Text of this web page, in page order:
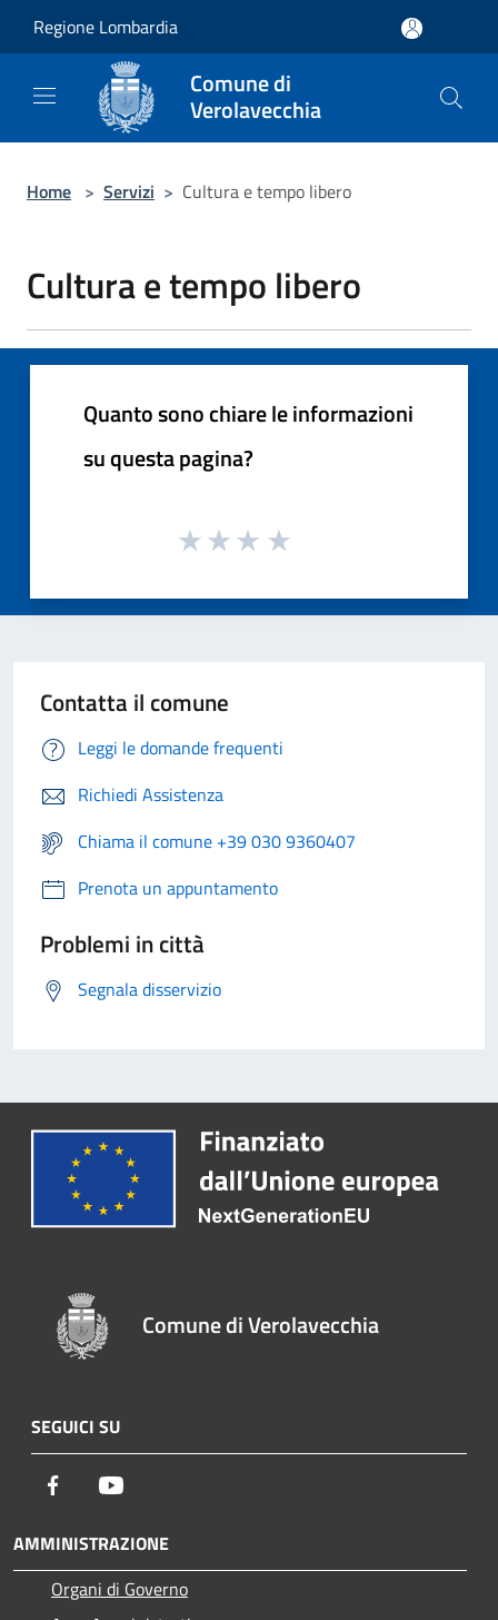
Regione Lombardia
Comune di
Verolavecchia
Home > Servizi > Cultura e tempo libero
Cultura e tempo libero
Quanto sono chiare le informazioni
su questa pagina?
Contatta il comune
Leggi le domande frequenti
Richiedi Assistenza
Chiama il comune +39 030 9360407
Prenota un appuntamento
Problemi in città
Segnala disservizio
Comune di Verolavecchia
SEGUICI SU
Facebook
AMMINISTRAZIONE
Organi di Governo